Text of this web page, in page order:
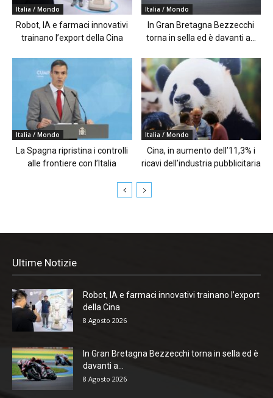
Italia / Mondo
Robot, IA e farmaci innovativi
trainano l’export della Cina
Italia / Mondo
In Gran Bretagna Bezzecchi
torna in sella ed è davanti a...
Italia / Mondo
La Spagna ripristina i controlli
alle frontiere con l’Italia
Italia / Mondo
Cina, in aumento dell’11,3% i
ricavi dell’industria pubblicitaria
Ultime Notizie
Robot, IA e farmaci innovativi trainano l’export
della Cina
8 Agosto 2026
In Gran Bretagna Bezzecchi torna in sella ed è
davanti a...
8 Agosto 2026